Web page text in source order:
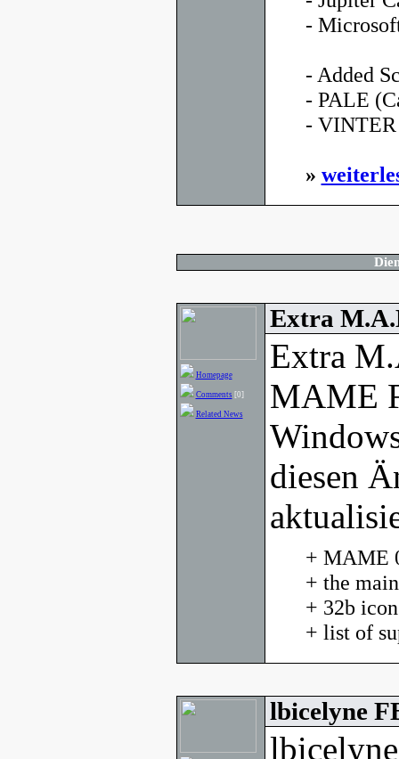
-
- Added
- PALE
- VINTER
»
Homepage
Comments [0]
Related News
Extra
Extra
MAME
diesen
+ MAME
+ the
+ 32b
+ list of
lbicelyne